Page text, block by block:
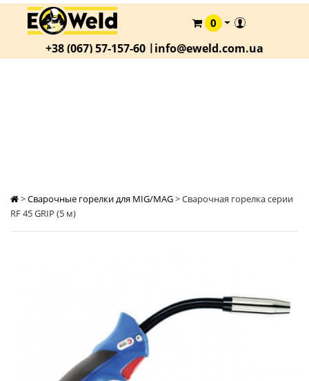
КАТАЛОГ
О
КОНТАКТЫ
0
+38 (067) 57-157-60 |info@eweld.com.ua
>Сварочные горелки для MIG/MAG>Сварочная горелка серии
RF 45 GRIP (5 м)